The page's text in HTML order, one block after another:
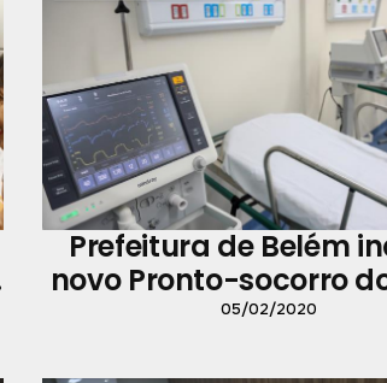
Prefeitura de Belém
novo Pronto-socorro
05/02/2020